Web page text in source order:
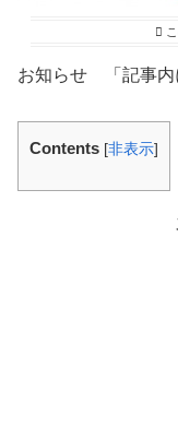
お知らせ 「記事内
Contents [非表示]